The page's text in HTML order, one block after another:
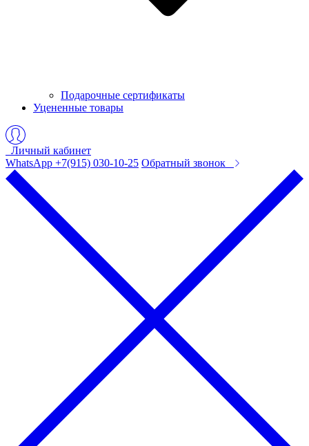
Подарочные сертификаты
Уцененные товары
Личный кабинет
WhatsApp +7(915) 030-10-25 Обратный звонок